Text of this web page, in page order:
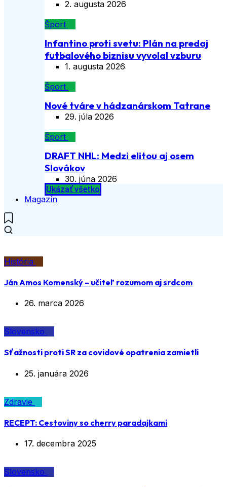
2. augusta 2026
Šport
Infantino proti svetu: Plán na predaj
futbalového biznisu vyvolal vzburu
1. augusta 2026
Šport
Nové tváre v hádzanárskom Tatrane
29. júla 2026
Šport
DRAFT NHL: Medzi elitou aj osem
Slovákov
30. júna 2026
Ukázať všetko
Magazín
História
Ján Amos Komenský – učiteľ rozumom aj srdcom
26. marca 2026
Slovensko
Sťažnosti proti SR za covidové opatrenia zamietli
25. januára 2026
Zdravie
RECEPT: Cestoviny so cherry paradajkami
17. decembra 2025
Slovensko